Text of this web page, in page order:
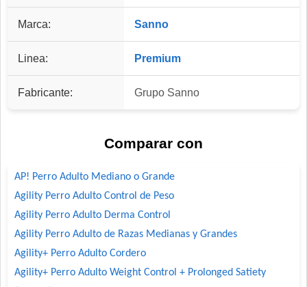
Marca: Sanno
Linea: Premium
Fabricante: Grupo Sanno
Comparar con
AP! Perro Adulto Mediano o Grande
Agility Perro Adulto Control de Peso
Agility Perro Adulto Derma Control
Agility Perro Adulto de Razas Medianas y Grandes
Agility+ Perro Adulto Cordero
Agility+ Perro Adulto Weight Control + Prolonged Satiety